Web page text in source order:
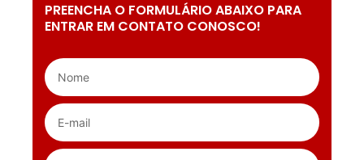
PREENCHA O FORMULÁRIO ABAIXO PARA
ENTRAR EM CONTATO CONOSCO!